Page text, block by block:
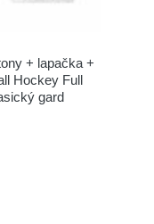
+ lapačka +
Hockey Full
gard